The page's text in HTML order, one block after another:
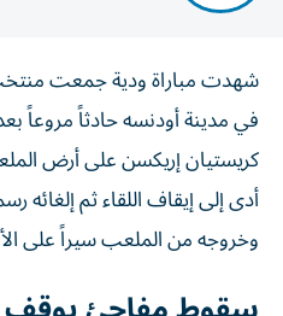
شهدت مباراة ودية جمعت منتخب
في مدينة أودنسه حادثاً مروعاً
كريستيان إريكسن على أرض
أدى إلى إيقاف اللقاء ثم إلغائه
وخروجه من الملعب سيراً على